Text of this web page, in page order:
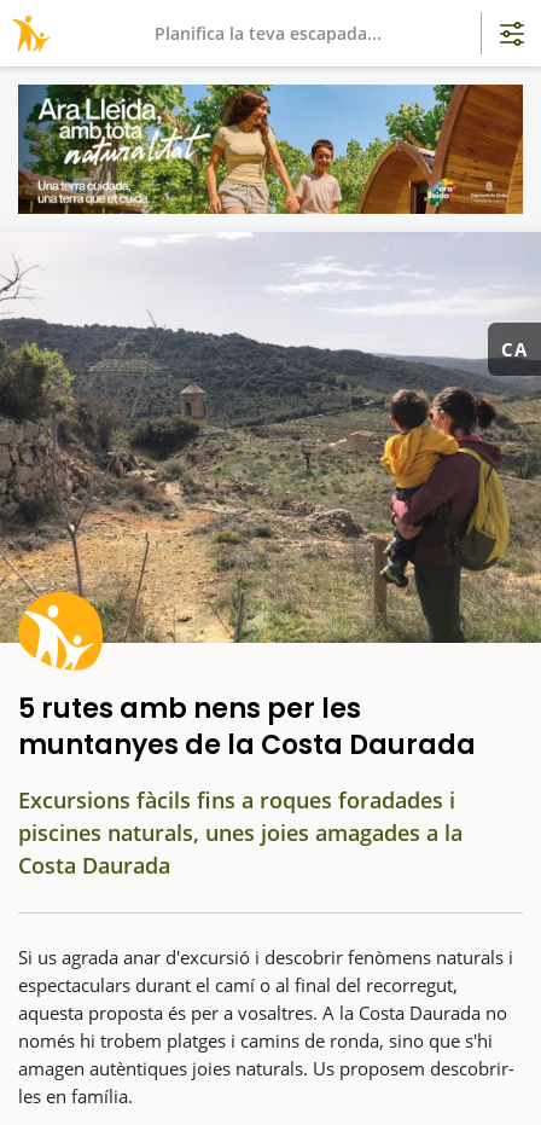
CA
5 rutes amb nens per les
muntanyes de la Costa Daurada
Excursions fàcils fins a roques foradades i
piscines naturals, unes joies amagades a la
Costa Daurada
Si us agrada anar d'excursió i descobrir fenòmens naturals i
espectaculars durant el camí o al final del recorregut,
aquesta proposta és per a vosaltres. A la Costa Daurada no
només hi trobem platges i camins de ronda, sino que s'hi
amagen autèntiques joies naturals. Us proposem descobrir-
les en família.
Planifica la teva escapada...